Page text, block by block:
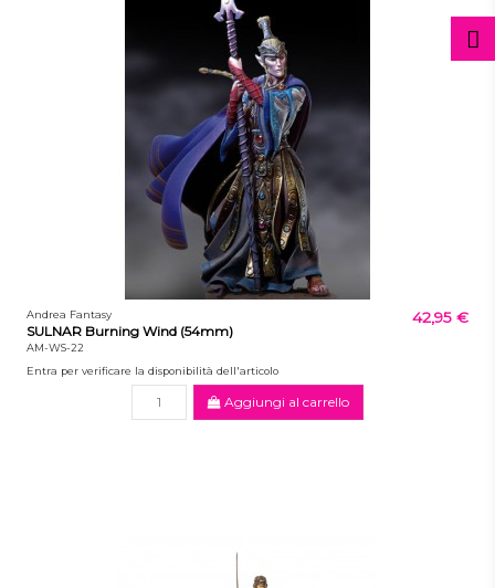
Andrea Fantasy
SULNAR Burning Wind (54mm)
AM-WS-22
42,95 €
Entra per verificare la disponibilità dell'articolo
Aggiungi al carrello